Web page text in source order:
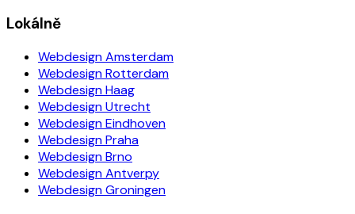
Lokálně
Webdesign Amsterdam
Webdesign Rotterdam
Webdesign Haag
Webdesign Utrecht
Webdesign Eindhoven
Webdesign Praha
Webdesign Brno
Webdesign Antverpy
Webdesign Groningen